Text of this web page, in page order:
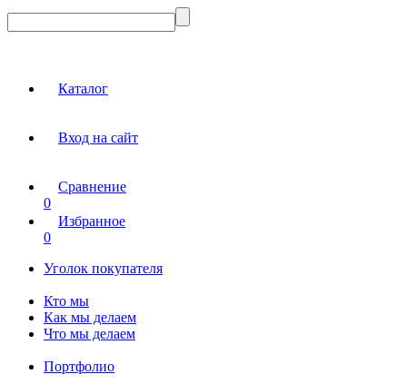
Каталог
Вход на сайт
Сравнение
0
Избранное
0
Уголок покупателя
Кто мы
Как мы делаем
Что мы делаем
Портфолио